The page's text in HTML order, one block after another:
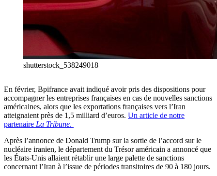
shutterstock_538249018
En février, Bpifrance avait indiqué avoir pris des dispositions pour
accompagner les entreprises françaises en cas de nouvelles sanctions
américaines, alors que les exportations françaises vers l’Iran
atteignaient près de 1,5 milliard d’euros. Un article de notre
partenaire La Tribune.
Après l’annonce de Donald Trump sur la sortie de l’accord sur le
nucléaire iranien, le département du Trésor américain a annoncé que
les États-Unis allaient rétablir une large palette de sanctions
concernant l’Iran à l’issue de périodes transitoires de 90 à 180 jours.